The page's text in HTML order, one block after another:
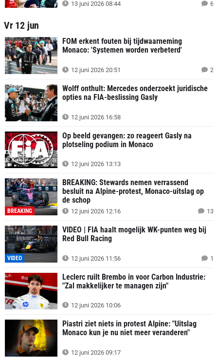
13 juni 2026 08:44 6
Vr 12 jun
FOM erkent fouten bij tijdwaarneming
Monaco: 'Systemen worden verbeterd'
12 juni 2026 20:51 2
Wolff onthult: Mercedes onderzoekt juridische
opties na FIA-beslissing Gasly
12 juni 2026 16:58
Op beeld gevangen: zo reageert Gasly na
plotseling podium in Monaco
12 juni 2026 13:13
BREAKING
BREAKING: Stewards nemen verrassend
besluit na Alpine-protest, Monaco-uitslag op
de schop
12 juni 2026 12:16 13
VIDEO
VIDEO | FIA haalt mogelijk WK-punten weg bij
Red Bull Racing
12 juni 2026 11:56 1
Leclerc ruilt Brembo in voor Carbon Industrie:
"Zal makkelijker te managen zijn"
12 juni 2026 10:06
Piastri ziet niets in protest Alpine: "Uitslag
Monaco kun je nu niet meer veranderen"
12 juni 2026 09:17